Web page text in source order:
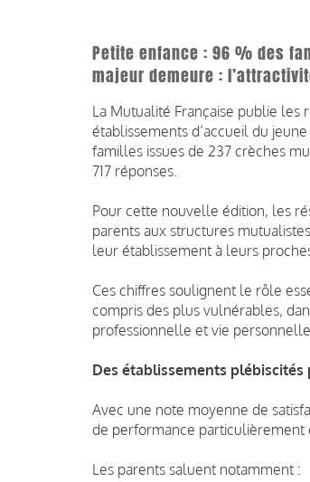
Petite enfance : 96 % des
majeur demeure :
La Mutualité Française publie
établissements d’accueil du
familles issues de 237 crèches
717 réponses.
Pour cette nouvelle édition, les
parents aux structures
leur établissement à leurs
Ces chiffres soulignent le rôle
compris des plus vulnérables,
professionnelle et vie personnelle.
Des établissements plébiscités
Avec une note moyenne de
de performance particulièrement
Les parents saluent notamment :